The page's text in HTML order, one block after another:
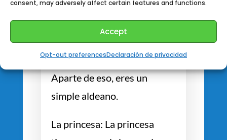
consent, may adversely affect certain features and functions.
Accept
Opt-out preferencesDeclaración de privacidad
ataque de los hombres lobo
durante una noche. Durante
el día, podrás elegir si deseas
esparcirla por el pueblo.
Aparte de eso, eres un
simple aldeano.
La princesa: La princesa